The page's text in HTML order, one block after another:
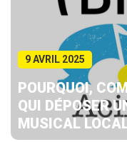
9 AVRIL 2025
POURQUOI,
QUI DÉPOSER
MUSICAL